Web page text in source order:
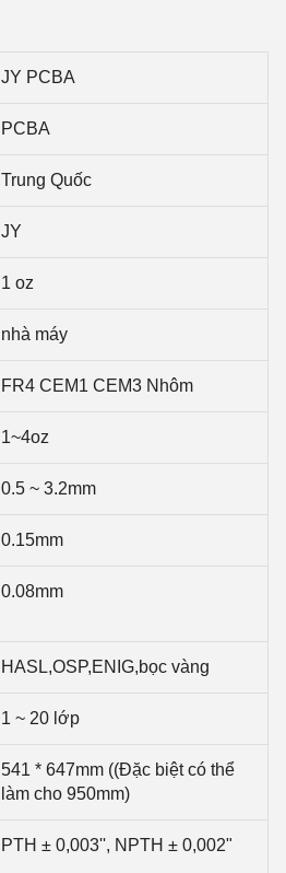
JY PCBA
PCBA
Trung Quốc
JY
1 oz
nhà máy
FR4 CEM1 CEM3 Nhôm
1~4oz
0.5 ~ 3.2mm
0.15mm
0.08mm
HASL,OSP,ENIG,bọc vàng
1 ~ 20 lớp
541 * 647mm ((Đặc biệt có thể
làm cho 950mm)
PTH ± 0,003'', NPTH ± 0,002"